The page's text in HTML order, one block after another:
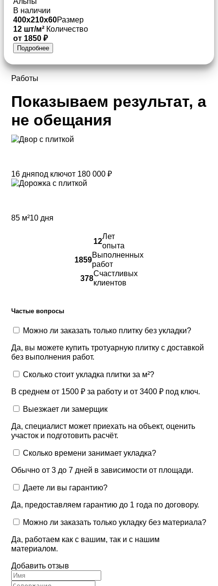
В наличии
400x210x60Размер
12 шт/м² Количество
от 1850 ₽
Подробнее
Работы
Показываем результат, а
не обещания
16 дняпод ключот 180 000 ₽
85 м²10 дня
12
Лет
опыта
1859
Выполненных
работ
378
Счастливых
клиентов
Частые вопросы
Можно ли заказать только плитку без укладки?
Да, вы можете купить тротуарную плитку с доставкой
без выполнения работ.
Сколько стоит укладка плитки за м²?
В среднем от 1500 ₽ за работу и от 3400 ₽ под ключ.
Выезжает ли замерщик
Да, специалист может приехать на объект, оценить
участок и подготовить расчёт.
Сколько времени занимает укладка?
Обычно от 3 до 7 дней в зависимости от площади.
Даете ли вы гарантию?
Да, предоставляем гарантию до 1 года по договору.
Можно ли заказать только укладку без материала?
Да, работаем как с вашим, так и с нашим
материалом.
Добавить отзыв